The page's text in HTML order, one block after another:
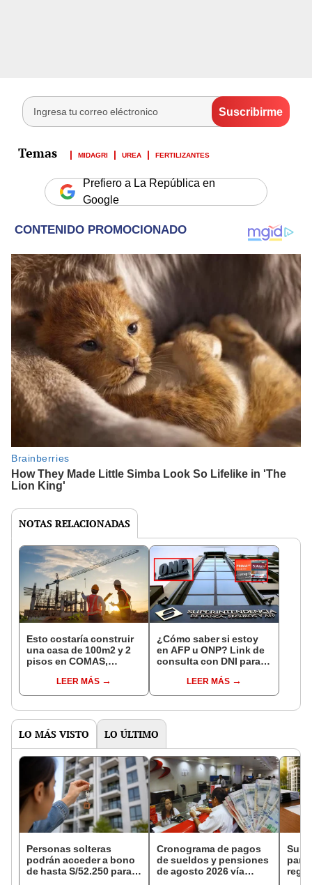
MIDAGRI UREA FERTILIZANTES
Prefiero a La República en
Google
NOTAS RELACIONADAS
Esto costaría construir
una casa de 100m2 y 2
pisos en COMAS,
distritos de LIMA
NORTE
LEER MÁS
¿Cómo saber si estoy
en AFP u ONP? Link de
consulta con DNI para
pensiones estás
LEER MÁS
LO MÁS VISTO LO ÚLTIMO
Personas solteras
podrán acceder a bono
de hasta S/52.250 para
Cronograma de pagos
de sueldos y pensiones
de agosto 2026 vía
para